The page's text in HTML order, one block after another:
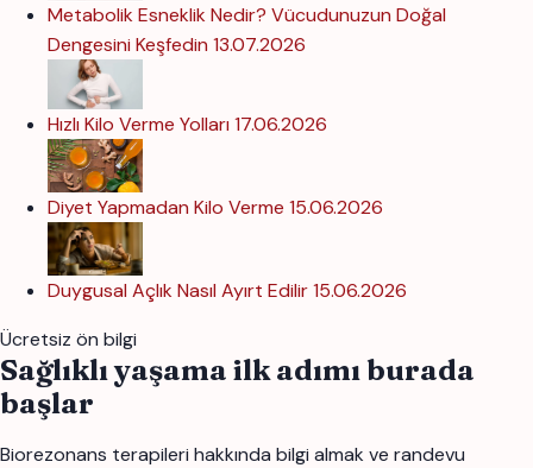
Metabolik Esneklik Nedir? Vücudunuzun Doğal
Dengesini Keşfedin 13.07.2026
Hızlı Kilo Verme Yolları 17.06.2026
Diyet Yapmadan Kilo Verme 15.06.2026
Duygusal Açlık Nasıl Ayırt Edilir15.06.2026
Ücretsiz ön bilgi
Sağlıklı yaşama ilk adımı burada
başlar
Biorezonans terapileri hakkında bilgi almak ve randevu